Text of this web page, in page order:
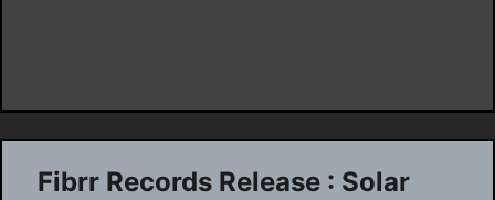
Fibrr Records Release : Solar